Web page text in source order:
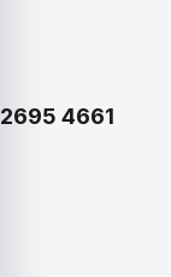
2695 4661